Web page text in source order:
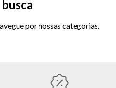
por nossas categorias.